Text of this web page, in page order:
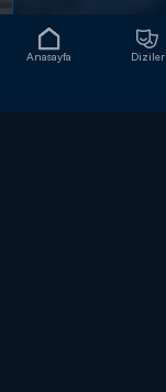
Anasayfa Diziler